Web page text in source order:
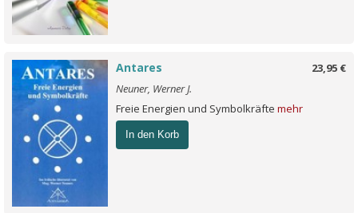
23,95 €
Antares
Neuner, Werner J.
Freie Energien und Symbolkräfte mehr
In den Korb